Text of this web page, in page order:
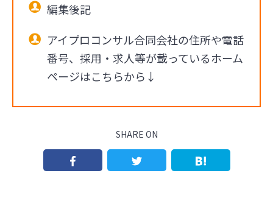
編集後記
アイプロコンサル合同会社の住所や電話
番号、採用・求人等が載っているホーム
ページはこちらから↓
SHARE ON